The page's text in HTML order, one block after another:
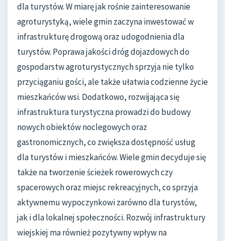
dla turystów. W miarę jak rośnie zainteresowanie
agroturystyką, wiele gmin zaczyna inwestować w
infrastrukturę drogową oraz udogodnienia dla
turystów. Poprawa jakości dróg dojazdowych do
gospodarstw agroturystycznych sprzyja nie tylko
przyciąganiu gości, ale także ułatwia codzienne życie
mieszkańców wsi. Dodatkowo, rozwijająca się
infrastruktura turystyczna prowadzi do budowy
nowych obiektów noclegowych oraz
gastronomicznych, co zwiększa dostępność usług
dla turystów i mieszkańców. Wiele gmin decyduje się
także na tworzenie ścieżek rowerowych czy
spacerowych oraz miejsc rekreacyjnych, co sprzyja
aktywnemu wypoczynkowi zarówno dla turystów,
jak i dla lokalnej społeczności. Rozwój infrastruktury
wiejskiej ma również pozytywny wpływ na